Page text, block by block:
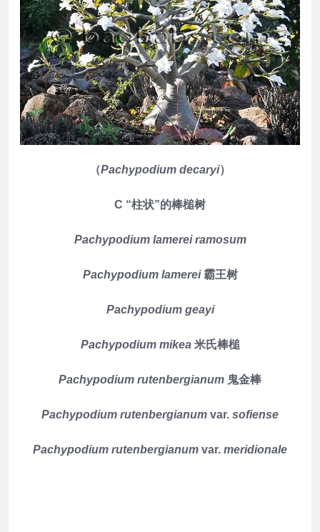
（Pachypodium decaryi）
C “柱状”的棒槌树
Pachypodium lamerei ramosum
Pachypodium lamerei霸王树
Pachypodium geayi
Pachypodium mikea 米氏棒槌
Pachypodium rutenbergianum 鬼金棒
Pachypodium rutenbergianum var. sofiense
Pachypodium rutenbergianum var. meridionale